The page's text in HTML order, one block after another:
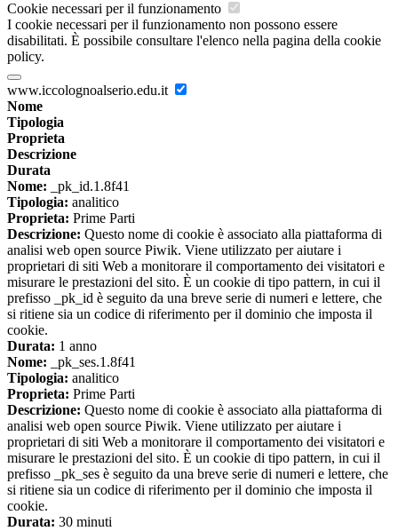
Cookie necessari per il funzionamento
I cookie necessari per il funzionamento non possono essere
disabilitati. È possibile consultare l'elenco nella pagina della cookie
policy.
www.iccolognoalserio.edu.it
Nome
Tipologia
Proprieta
Descrizione
Durata
Nome: _pk_id.1.8f41
Tipologia: analitico
Proprieta: Prime Parti
Descrizione: Questo nome di cookie è associato alla piattaforma di
analisi web open source Piwik. Viene utilizzato per aiutare i
proprietari di siti Web a monitorare il comportamento dei visitatori e
misurare le prestazioni del sito. È un cookie di tipo pattern, in cui il
prefisso _pk_id è seguito da una breve serie di numeri e lettere, che
si ritiene sia un codice di riferimento per il dominio che imposta il
cookie.
Durata: 1 anno
Nome: _pk_ses.1.8f41
Tipologia: analitico
Proprieta: Prime Parti
Descrizione: Questo nome di cookie è associato alla piattaforma di
analisi web open source Piwik. Viene utilizzato per aiutare i
proprietari di siti Web a monitorare il comportamento dei visitatori e
misurare le prestazioni del sito. È un cookie di tipo pattern, in cui il
prefisso _pk_ses è seguito da una breve serie di numeri e lettere, che
si ritiene sia un codice di riferimento per il dominio che imposta il
cookie.
Durata: 30 minuti